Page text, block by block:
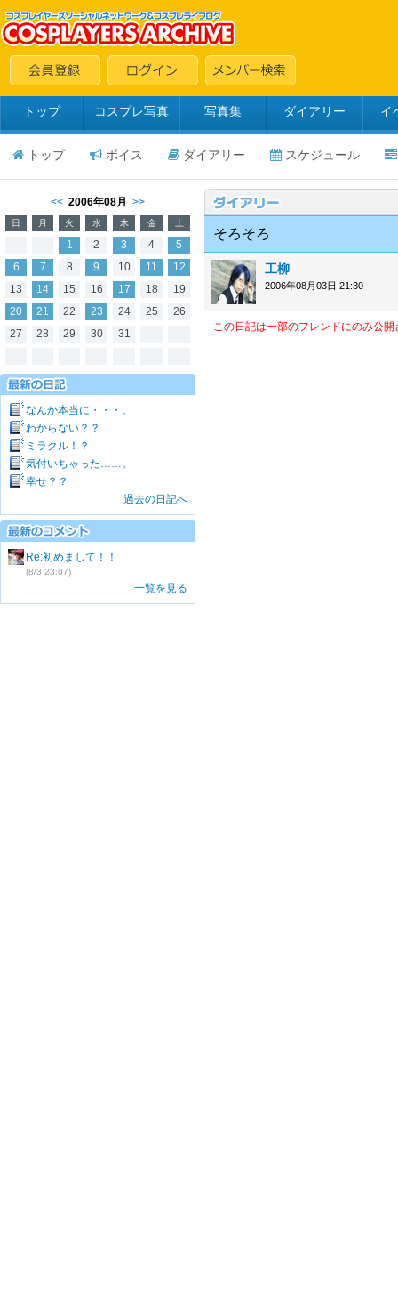
トップ コスプレ写真 写真集 ダイアリー イ
トップ ボイス ダイアリー スケジュール
<< 2006年08月 >>
日 月 火 水 木 金 土
1 2 3 4
5
6
7 8 9 10 11
12
13
14 15 16 17 18
19
20
21 22 23 24 25
26
27
28 29 30 31
なんか本当に・・・。
わからない？？
ミラクル！？
気付いちゃった……。
幸せ？？
過去の日記へ
Re:初めまして！！
(8/3 23:07)
一覧を見る
そろそろ
工柳
2006年08月03日 21:30
この日記は一部のフレンドにのみ公